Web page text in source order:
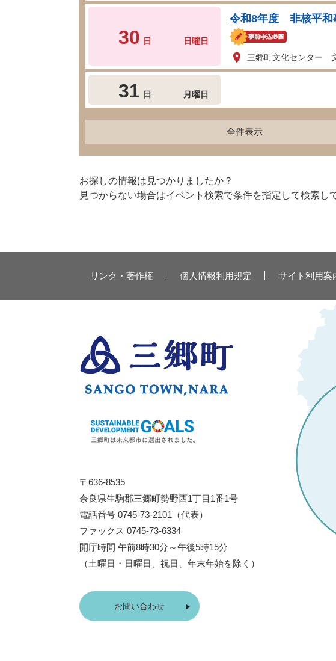
30 日 日曜日
令和8年度 非核平和
三郷町文化センター
31 日 月曜日
全件表示
お探しの情報は見つかりましたか？
見つからない場合はイベント検索で条件を指定して検索し
リンク・著作権 個人情報利用規定 サイト利用案
〒636-8535
奈良県生駒郡三郷町勢野西1丁目1番1号
電話番号 0745-73-2101（代表）
ファックス 0745-73-6334
開庁時間 午前8時30分～午後5時15分
（土曜日・日曜日、祝日、年末年始を除く）
お問い合わせ